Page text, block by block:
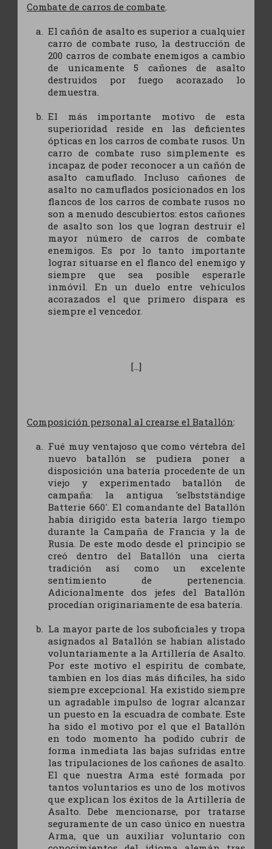
Combate de carros de combate.
El cañón de asalto es superior a cualquier
carro de combate ruso, la destrucción de
200 carros de combate enemigos a cambio
de unicamente 5 cañones de asalto
destruidos por fuego acorazado lo
demuestra.
El más importante motivo de esta
superioridad reside en las deficientes
ópticas en los carros de combate rusos. Un
carro de combate ruso simplemente es
incapaz de poder reconocer a un cañón de
asalto camuflado. Incluso cañones de
asalto no camuflados posicionados en los
flancos de los carros de combate rusos no
son a menudo descubiertos: estos cañones
de asalto son los que logran destruir el
mayor número de carros de combate
enemigos. Es por lo tanto importante
lograr situarse en el flanco del enemigo y
siempre que sea posible esperarle
inmóvil. En un duelo entre vehículos
acorazados el que primero dispara es
siempre el vencedor.
[...]
Composición personal al crearse el Batallón:
Fué muy ventajoso que como vértebra del
nuevo batallón se pudiera poner a
disposición una batería procedente de un
viejo y experimentado batallón de
campaña: la antigua 'selbstständige
Batterie 660'. El comandante del Batallón
había dirigido esta batería largo tiempo
durante la Campaña de Francia y la de
Rusia. De este modo desde el principio se
creó dentro del Batallón una cierta
tradición así como un excelente
sentimiento de pertenencia.
Adicionalmente dos jefes del Batallón
procedían originariamente de esa batería.
La mayor parte de los suboficiales y tropa
asignados al Batallón se habían alistado
voluntariamente a la Artillería de Asalto.
Por este motivo el espíritu de combate,
tambien en los días más dificiles, ha sido
siempre excepcional. Ha existido siempre
un agradable impulso de lograr alcanzar
un puesto en la escuadra de combate. Este
ha sido el motivo por el que el Batallón
en todo momento ha podido cubrir de
forma inmediata las bajas sufridas entre
las tripulaciones de los cañones de asalto.
El que nuestra Arma esté formada por
tantos voluntarios es uno de los motivos
que explican los éxitos de la Artillería de
Asalto. Debe mencionarse, por tratarse
seguramente de un caso único en nuestra
Arma, que un auxiliar voluntario con